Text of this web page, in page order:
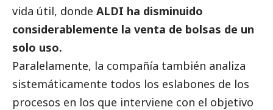
vida útil, donde ALDI ha disminuido
considerablemente la venta de bolsas de un
solo uso.
Paralelamente, la compañía también analiza
sistemáticamente todos los eslabones de los
procesos en los que interviene con el objetivo